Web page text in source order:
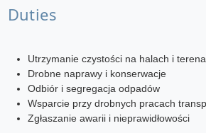
Duties
Utrzymanie czystości na halach i
Drobne naprawy i konserwacje
Odbiór i segregacja odpadów
Wsparcie przy drobnych pracach
Zgłaszanie awarii i nieprawidłowości